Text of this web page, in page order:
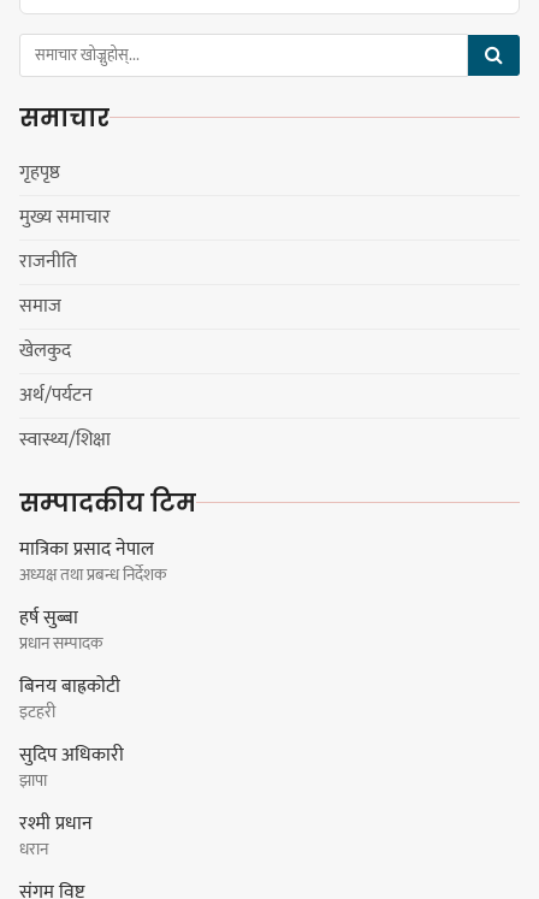
कावा प्रमुखको जिद्दीपनले बजेटमा
प्रयोग गरेपछि उत्पन्न विवादका कारण
समाचार
गृहपृष्ठ
मुख्य समाचार
राजनीति
समाज
खेलकुद
अर्थ/पर्यटन
स्वास्थ्य/शिक्षा
सम्पादकीय टिम
मात्रिका प्रसाद नेपाल
अध्यक्ष तथा प्रबन्ध निर्देशक
हर्ष सुब्बा
प्रधान सम्पादक
बिनय बाह्रकोटी
इटहरी
सुदिप अधिकारी
झापा
रश्मी प्रधान
धरान
संगम विष्ट